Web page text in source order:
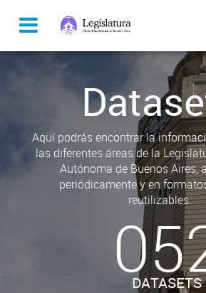
Aquí podrás encontrar la
las diferentes áreas de la
Autónoma de Buenos Aires,
periódicamente y en
reutilizables.
DATASETS